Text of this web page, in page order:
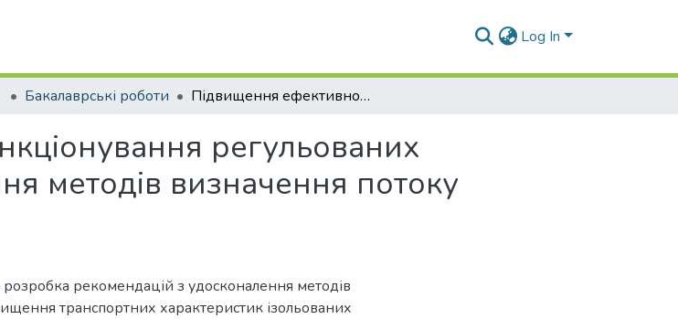
Log In
Бакалаврські роботи Підвищення ефективності функціонування регульованих перехресть на основі уточнення методів визначення потоку насичення
регульованих
методів визначення потоку
рекомендацій з удосконалення методів
транспортних характеристик ізольованих